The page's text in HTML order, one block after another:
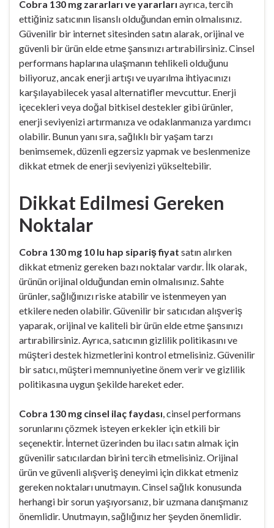
Cobra 130 mg zararları ve yararları ayrıca, tercih
ettiğiniz satıcının lisanslı olduğundan emin olmalısınız.
Güvenilir bir internet sitesinden satın alarak, orijinal ve
güvenli bir ürün elde etme şansınızı artırabilirsiniz. Cinsel
performans haplarına ulaşmanın tehlikeli olduğunu
biliyoruz, ancak enerji artışı ve uyarılma ihtiyacınızı
karşılayabilecek yasal alternatifler mevcuttur. Enerji
içecekleri veya doğal bitkisel destekler gibi ürünler,
enerji seviyenizi artırmanıza ve odaklanmanıza yardımcı
olabilir. Bunun yanı sıra, sağlıklı bir yaşam tarzı
benimsemek, düzenli egzersiz yapmak ve beslenmenize
dikkat etmek de enerji seviyenizi yükseltebilir.
Dikkat Edilmesi Gereken
Noktalar
Cobra 130 mg 10 lu hap sipariş fiyat satın alırken
dikkat etmeniz gereken bazı noktalar vardır. İlk olarak,
ürünün orijinal olduğundan emin olmalısınız. Sahte
ürünler, sağlığınızı riske atabilir ve istenmeyen yan
etkilere neden olabilir. Güvenilir bir satıcıdan alışveriş
yaparak, orijinal ve kaliteli bir ürün elde etme şansınızı
artırabilirsiniz. Ayrıca, satıcının gizlilik politikasını ve
müşteri destek hizmetlerini kontrol etmelisiniz. Güvenilir
bir satıcı, müşteri memnuniyetine önem verir ve gizlilik
politikasına uygun şekilde hareket eder.
Cobra 130 mg cinsel ilaç faydası , cinsel performans
sorunlarını çözmek isteyen erkekler için etkili bir
seçenektir. İnternet üzerinden bu ilacı satın almak için
güvenilir satıcılardan birini tercih etmelisiniz. Orijinal
ürün ve güvenli alışveriş deneyimi için dikkat etmeniz
gereken noktaları unutmayın. Cinsel sağlık konusunda
herhangi bir sorun yaşıyorsanız, bir uzmana danışmanız
önemlidir. Unutmayın, sağlığınız her şeyden önemlidir.